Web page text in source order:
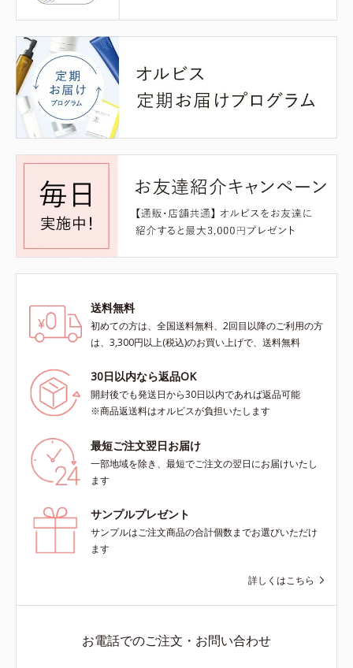
送料無料
初めての方は、全国送料無料、2回目以降のご利用の方
は、3,300円以上(税込)のお買い上げで、送料無料
30日以内なら返品OK
開封後でも発送日から30日以内であれば返品可能
※商品返送料はオルビスが負担いたします
最短ご注文翌日お届け
一部地域を除き、最短でご注文の翌日にお届けいたし
ます
サンプルプレゼント
サンプルはご注文商品の合計個数までお選びいただけ
ます
詳しくはこちら
お電話でのご注文・お問い合わせ